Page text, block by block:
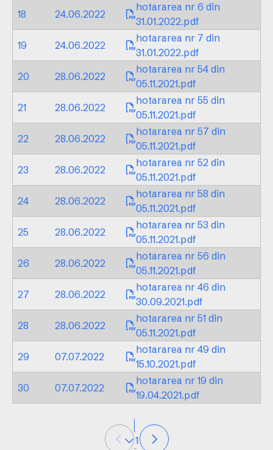
18
24.06.2022
hotararea nr 6 din
31.01.2022.pdf
19
24.06.2022
hotararea nr 7 din
31.01.2022.pdf
20
28.06.2022
hotararea nr 54 din
05.11.2021.pdf
21
28.06.2022
hotararea nr 55 din
05.11.2021.pdf
22
28.06.2022
hotararea nr 57 din
05.11.2021.pdf
23
28.06.2022
hotararea nr 52 din
05.11.2021.pdf
24
28.06.2022
hotararea nr 58 din
05.11.2021.pdf
25
28.06.2022
hotararea nr 53 din
05.11.2021.pdf
26
28.06.2022
hotararea nr 56 din
05.11.2021.pdf
27
28.06.2022
hotararea nr 46 din
30.09.2021.pdf
28
28.06.2022
hotararea nr 51 din
05.11.2021.pdf
29
07.07.2022
hotararea nr 49 din
15.10.2021.pdf
30
07.07.2022
hotararea nr 19 din
19.04.2021.pdf
1